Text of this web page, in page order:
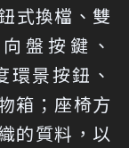
式換檔、雙
盤按鍵、
景按鈕、
箱；座椅方
的質料，以